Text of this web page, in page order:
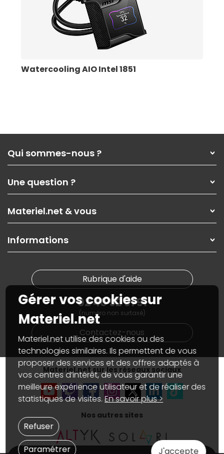
Watercooling AIO Intel 1851
Qui sommes-nous ?
Nos services
Les magasins Materiel.net
Nos solutions pour les pros
Contactez-nous
Une question ?
Paiement, livraison
Garanties,Pack Zen
SAV, demander un retour
Informations
Materiel.net & vous
On rachète votre carte graphique
PC sur mesure : Votre RDV personnalisé
Materiel.net recrute
Notre programme d'affiliation
Partenariat & Sponsoring
Informations
Nos marques
Conditions générales de vente
Marketplace
Informations légales
Données personnellesetcookies
Gérer vos cookies
Accessibilité : non conforme
Rubrique d'aide
02 40 92 91 91
(numéro non surtaxé)
Contactez-nous
Materiel.net sur les réseaux sociaux
Nos autres sites
Gérer vos cookies sur
Materiel.net
Materiel.net utilise des cookies ou des
technologies similaires. Ils permettent de vous
proposer des services et des offres adaptés à
vos centres d’intérêt, de vous garantir une
meilleure expérience utilisateur et de réaliser des
statistiques de visites.En savoir plus >
J'accepte
Paramétrer
Refuser